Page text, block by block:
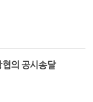
의 공시송달